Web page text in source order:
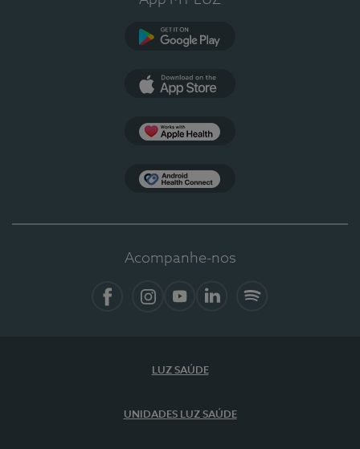
Acompanhe-nos
LUZ SAÚDE
UNIDADES LUZ SAÚDE